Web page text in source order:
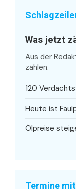
Was jetzt
Aus der
zählen.
120
Heute ist
Ölpreise
Termine